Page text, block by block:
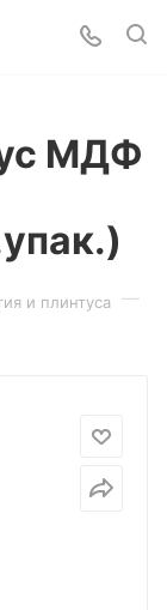
МДФ
и плинтуса —